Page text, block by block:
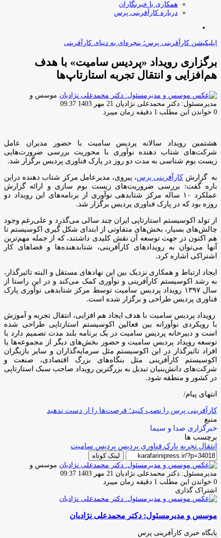
همکاری با خبرنگاران
درباره کارآفرینی پرس
اپلیکیشن کارآفرینی پرس؛ پنجره‌ای به دنیای کارآفرینی
برگزاری رویداد «پردیس سامیت» با هدف
هم‌افزایی و انتقال تجربه استارتاپ‌ها
موسس و
مدیرمسئول: دکتر محمدعلی نژادیان ارسال
ایمیل
21 مهر 1403 09:37
0 خواندن این مطلب 1 دقیقه زمان میبرد
هشتمین رویداد سالانه پردیس سامیت با حضور مدیران عامل
شرکت‌های شتاب دهنده نوآوری با محوریت بررسی ضرورت‌هایی
زیست بوم شناسی به مدت دو روز در پارک فناوری پردیس برگزار شد.
به گزارشکارآفرینی پرس، پیروی، مدیرعامل مرکز شتاب دهنده دراين
باره گفت: بررسی ضروریت‌های زیست بوم سازی و ارائه گزارش
عملکرد ۱۰ ساله مرکز شتابدهی نوآوری از برنامه‌های این رویداد دو
روزه بود که در پارک فناوری پردیس برگزار شد.
از تولد اکوسیستم استارتاپی ایران چند سالی می‌گذرد و علی‌رغم وجود
چالش‌های بسیار، بخش‌های متفاوتی از ابتدای شکل گیری اکوسیستم تا
هم اکنون در جهت توسعه آن نقش کلیدی داشتند، که از جمله مهم‌ترین
آنها می‌توان به رویداد‌های کارآفرینی، شتابدهنده‌ها و فضا‌های کار
اشتراکی اشاره کرد.
ایجاد ارتباط و همکاری نزدیک بین این نهاد‌های مستقل و البته تاثیرگذار،
به رشد اکوسیستم کارآفرینی و نوآوری کمک می‌کند و در این راستا از
سال ۱۳۹۷ رویداد پردیس سامیت توسط مرکز شتابدهی نوآوری پارک
فناوری پردیس طراحی و برگزار شده است.
رویداد پردیس سامیت با هدف ایجاد هم افزایی، انتقال تجربه و آموزش
با رویکردی نوآورانه بین فعالین اکوسیستم استارتاپی طراحی شده
است و دبیرخانه پردیس سامیت در یک برنامه بلند مدت تصمیم دارد با
توسعه رویداد پردیس سامیت و حضور بخش‌های دیگر از مجموعه‌ها یا
افراد تاثیرگذار در این اکوسیستم مثل سرمایه‌گذاران و سایر بازیگران
اکوسیستم کارآفرینی مثل بنگاه‌های بزرگ اقتصادی، صنعت و
شرکت‌های دانش‌بنیان تبدیل به بزرگترین رویداد صاحب سبک استارتاپی
در کشور و منطقه شود.
انتهای پیام/
کارآفرینی پرس را نصب کنید؛ فرصت‌ها را از دست ندهید
منبع
خبرگزاری صدا و سیما
برچسب ها
انتقال تجربه پارک فناوری پردیس پردیس سامیت
لینک کوتاه
موسس و
مدیرمسئول: دکتر محمدعلی نژادیان ارسال
ایمیل
21 مهر 1403 09:37
0 خواندن این مطلب 1 دقیقه زمان میبرد
اشتراک گذاری
فیس
توئیتر
لینکدین
واتس
تلگرام
اشتراک
از
ایمیل
چاپ
موسس و مدیرمسئول: دکتر محمدعلی نژادیان
پایگاه خبری کارآفرینی پرس